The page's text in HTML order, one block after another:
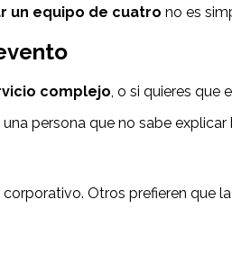
un equipo de cuatro no es
complejo , o si quieres
persona que no sabe
Otros prefieren que